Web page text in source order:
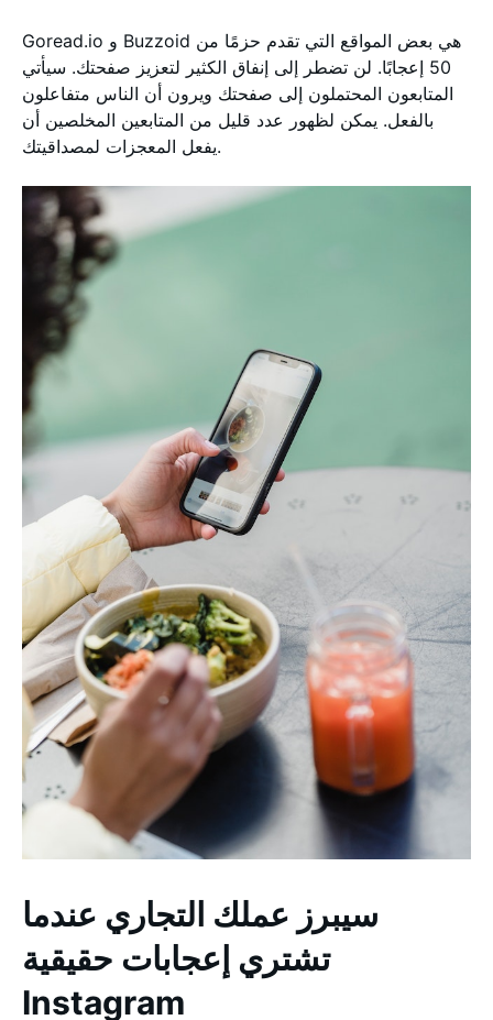
Goread.io و Buzzoid هي بعض المواقع التي تقدم حزمًا من
50 إعجابًا. لن تضطر إلى إنفاق الكثير لتعزيز صفحتك. سيأتي
المتابعون المحتملون إلى صفحتك ويرون أن الناس متفاعلون
بالفعل. يمكن لظهور عدد قليل من المتابعين المخلصين أن
يفعل المعجزات لمصداقيتك.
سيبرز عملك التجاري عندما
تشتري إعجابات حقيقية
Instagram